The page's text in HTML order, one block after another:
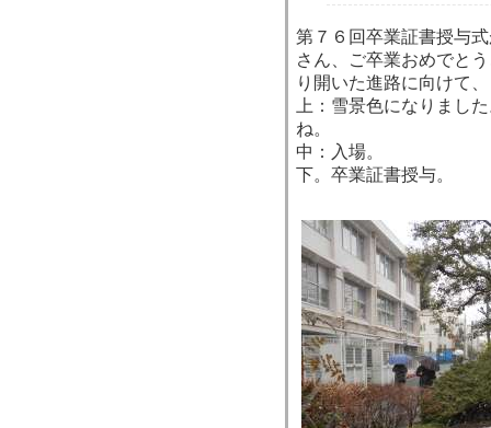
第７６回卒業証書授与
さん、ご卒業おめでと
り開いた進路に向けて
上：雪景色になりまし
ね。
中：入場。
下。卒業証書授与。